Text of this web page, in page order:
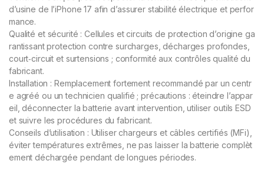
d’usine de l’iPhone 17 afin d’assurer stabilité électrique et perfor
mance.
Qualité et sécurité : Cellules et circuits de protection d’origine ga
rantissant protection contre surcharges, décharges profondes,
court‑circuit et surtensions ; conformité aux contrôles qualité du
fabricant.
Installation : Remplacement fortement recommandé par un centr
e agréé ou un technicien qualifié ; précautions : éteindre l’appar
eil, déconnecter la batterie avant intervention, utiliser outils ESD
et suivre les procédures du fabricant.
Conseils d’utilisation : Utiliser chargeurs et câbles certifiés (MFi),
éviter températures extrêmes, ne pas laisser la batterie complèt
ement déchargée pendant de longues périodes.